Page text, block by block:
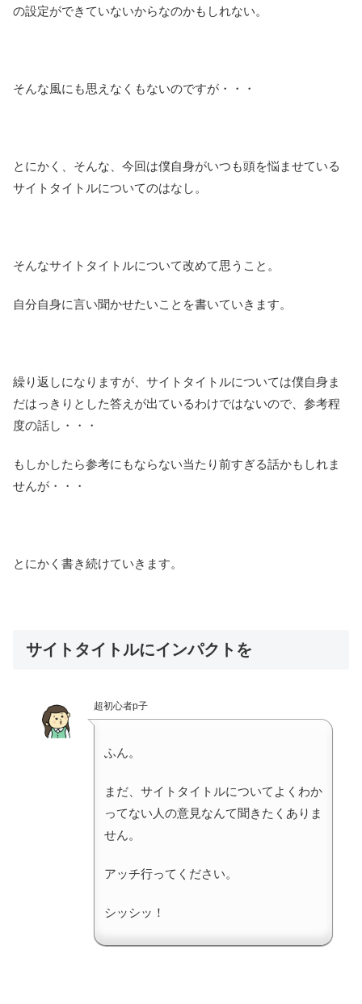
の設定ができていないからなのかもしれない。
そんな風にも思えなくもないのですが・・・
とにかく、そんな、今回は僕自身がいつも頭を悩ませている
サイトタイトルについてのはなし。
そんなサイトタイトルについて改めて思うこと。
自分自身に言い聞かせたいことを書いていきます。
繰り返しになりますが、サイトタイトルについては僕自身ま
だはっきりとした答えが出ているわけではないので、参考程
度の話し・・・
もしかしたら参考にもならない当たり前すぎる話かもしれま
せんが・・・
とにかく書き続けていきます。
サイトタイトルにインパクトを
超初心者p子
ふん。
まだ、サイトタイトルについてよくわか
ってない人の意見なんて聞きたくありま
せん。
アッチ行ってください。
シッシッ！